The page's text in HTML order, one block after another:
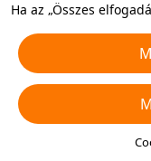
Ha az „Összes
hasonló
Elutasíthatja az
„Cookie-k
beállításoknál
cookie-kat szeretné